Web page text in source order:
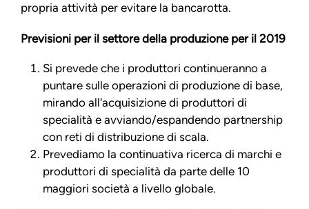
propria attività per evitare la bancarotta.
Previsioni per il settore della produzione per il 2019
Si prevede che i produttori continueranno a
puntare sulle operazioni di produzione di base,
mirando all'acquisizione di produttori di
specialità e avviando/espandendo partnership
con reti di distribuzione di scala.
Prevediamo la continuativa ricerca di marchi e
produttori di specialità da parte delle 10
maggiori società a livello globale.